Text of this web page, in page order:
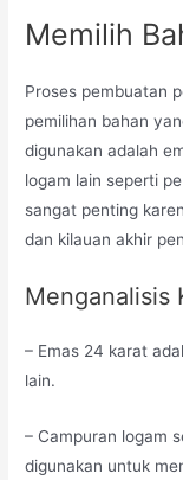
Memilih
Proses pembuatan
pemilihan bahan
digunakan adalah
logam lain seperti
sangat penting
dan kilauan akhir
Menganalisis
– Emas 24 karat
lain.
– Campuran logam
digunakan untuk